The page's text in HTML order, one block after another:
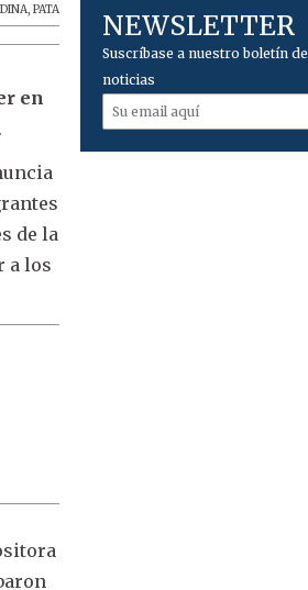
,PATA
en
.
de la
a los
NEWSLETTER
Suscríbase a nuestro boletín de
noticias